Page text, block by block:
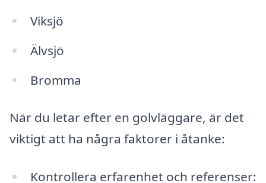
Viksjö
Älvsjö
Bromma
När du letar efter en golvläggare, är det
viktigt att ha några faktorer i åtanke:
Kontrollera erfarenhet och referenser: